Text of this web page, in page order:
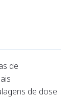
de
de dose